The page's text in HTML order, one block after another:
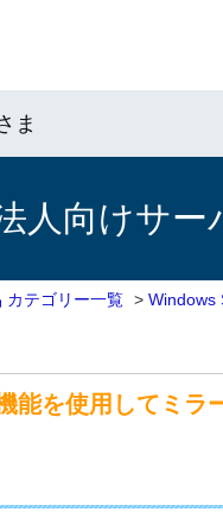
ま
向けサー
カテゴリー一覧 > Windows
能を使用してミラ